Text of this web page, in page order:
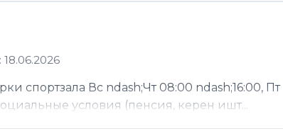
спортзала Вс ndash;Чт 08:00 ndash;16:00,
условия (пенсия, керен ишт...